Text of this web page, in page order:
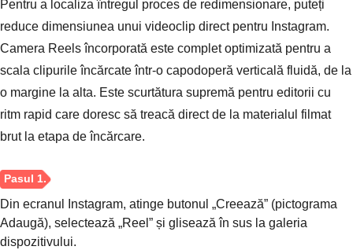
Pentru a localiza întregul proces de redimensionare, puteți
reduce dimensiunea unui videoclip direct pentru Instagram.
Camera Reels încorporată este complet optimizată pentru a
scala clipurile încărcate într-o capodoperă verticală fluidă, de la
o margine la alta. Este scurtătura supremă pentru editorii cu
ritm rapid care doresc să treacă direct de la materialul filmat
brut la etapa de încărcare.
Din ecranul Instagram, atinge butonul „Creează” (pictograma
Adaugă), selectează „Reel” și glisează în sus la galeria
dispozitivului.